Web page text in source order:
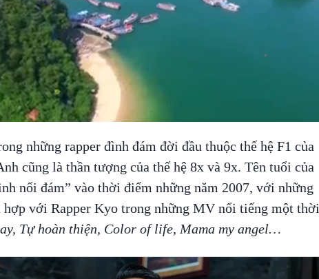
những rapper đình đám đời đầu thuộc thế hệ F1 của
cũng là thần tượng của thế hệ 8x và 9x. Tên tuổi của
nổi đám” vào thời điểm những năm 2007, với những
hợp với Rapper Kyo trong những MV nổi tiếng một thời
Tự hoàn thiện, Color of life, Mama my angel…